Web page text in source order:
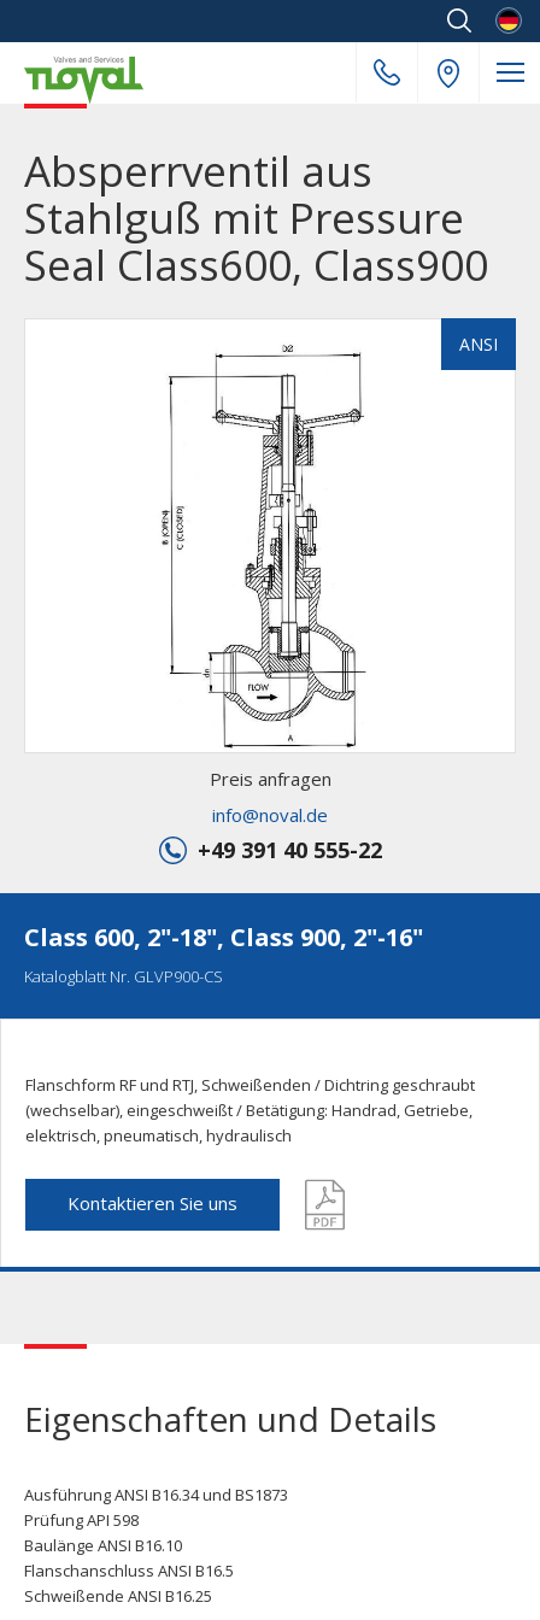
Absperrventil aus
Stahlguß mit Pressure
Seal Class600, Class900
ANSI
Preis anfragen
info@noval.de
+49 391 40 555-22
Class 600, 2"-18", Class 900, 2"-16"
Katalogblatt Nr. GLVP900-CS
Flanschform RF und RTJ, Schweißenden / Dichtring geschraubt
(wechselbar), eingeschweißt / Betätigung: Handrad, Getriebe,
elektrisch, pneumatisch, hydraulisch
Kontaktieren Sie uns
Eigenschaften und Details
Ausführung ANSI B16.34 und BS1873
Prüfung API 598
Baulänge ANSI B16.10
Flanschanschluss ANSI B16.5
Schweißende ANSI B16.25